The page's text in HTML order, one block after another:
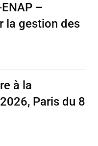
–
la gestion des
à la
Paris du 8